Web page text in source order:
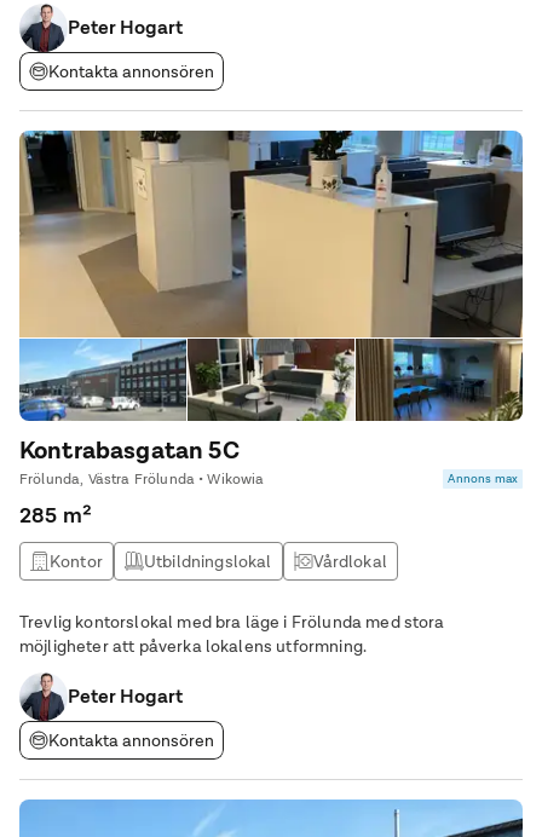
Peter Hogart
Kontakta annonsören
Kontrabasgatan 5C
Frölunda, Västra Frölunda • Wikowia Annons max
285 m²
Kontor Utbildningslokal Vårdlokal
Trevlig kontorslokal med bra läge i Frölunda med stora
möjligheter att påverka lokalens utformning.
Peter Hogart
Kontakta annonsören